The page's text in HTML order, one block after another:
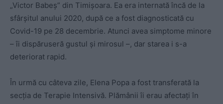
„Victor Babeș” din Timișoara. Ea era internată încă de la
sfârşitul anului 2020, după ce a fost diagnosticată cu
Covid-19 pe 28 decembrie. Atunci avea simptome minore
– îi dispăruseră gustul și mirosul –, dar starea i s-a
deteriorat rapid.
În urmă cu câteva zile, Elena Popa a fost transferată la
secția de Terapie Intensivă. Plămânii îi erau afectați în